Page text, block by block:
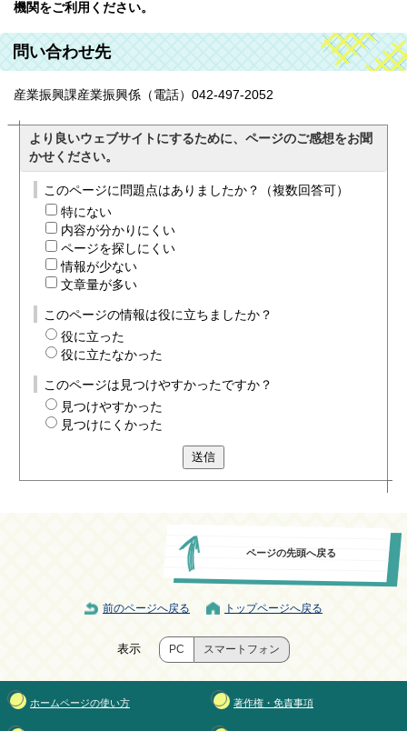
機関をご利用ください。
問い合わせ先
産業振興課産業振興係（電話）042-497-2052
より良いウェブサイトにするために、ページのご感想をお聞
かせください。
このページに問題点はありましたか？（複数回答可）
特にない
内容が分かりにくい
ページを探しにくい
情報が少ない
文章量が多い
このページの情報は役に立ちましたか？
役に立った
役に立たなかった
このページは見つけやすかったですか？
見つけやすかった
見つけにくかった
送信
ページの先頭へ戻る
前のページへ戻る トップページへ戻る
表示 PC スマートフォン
ホームページの使い方 著作権・免責事項